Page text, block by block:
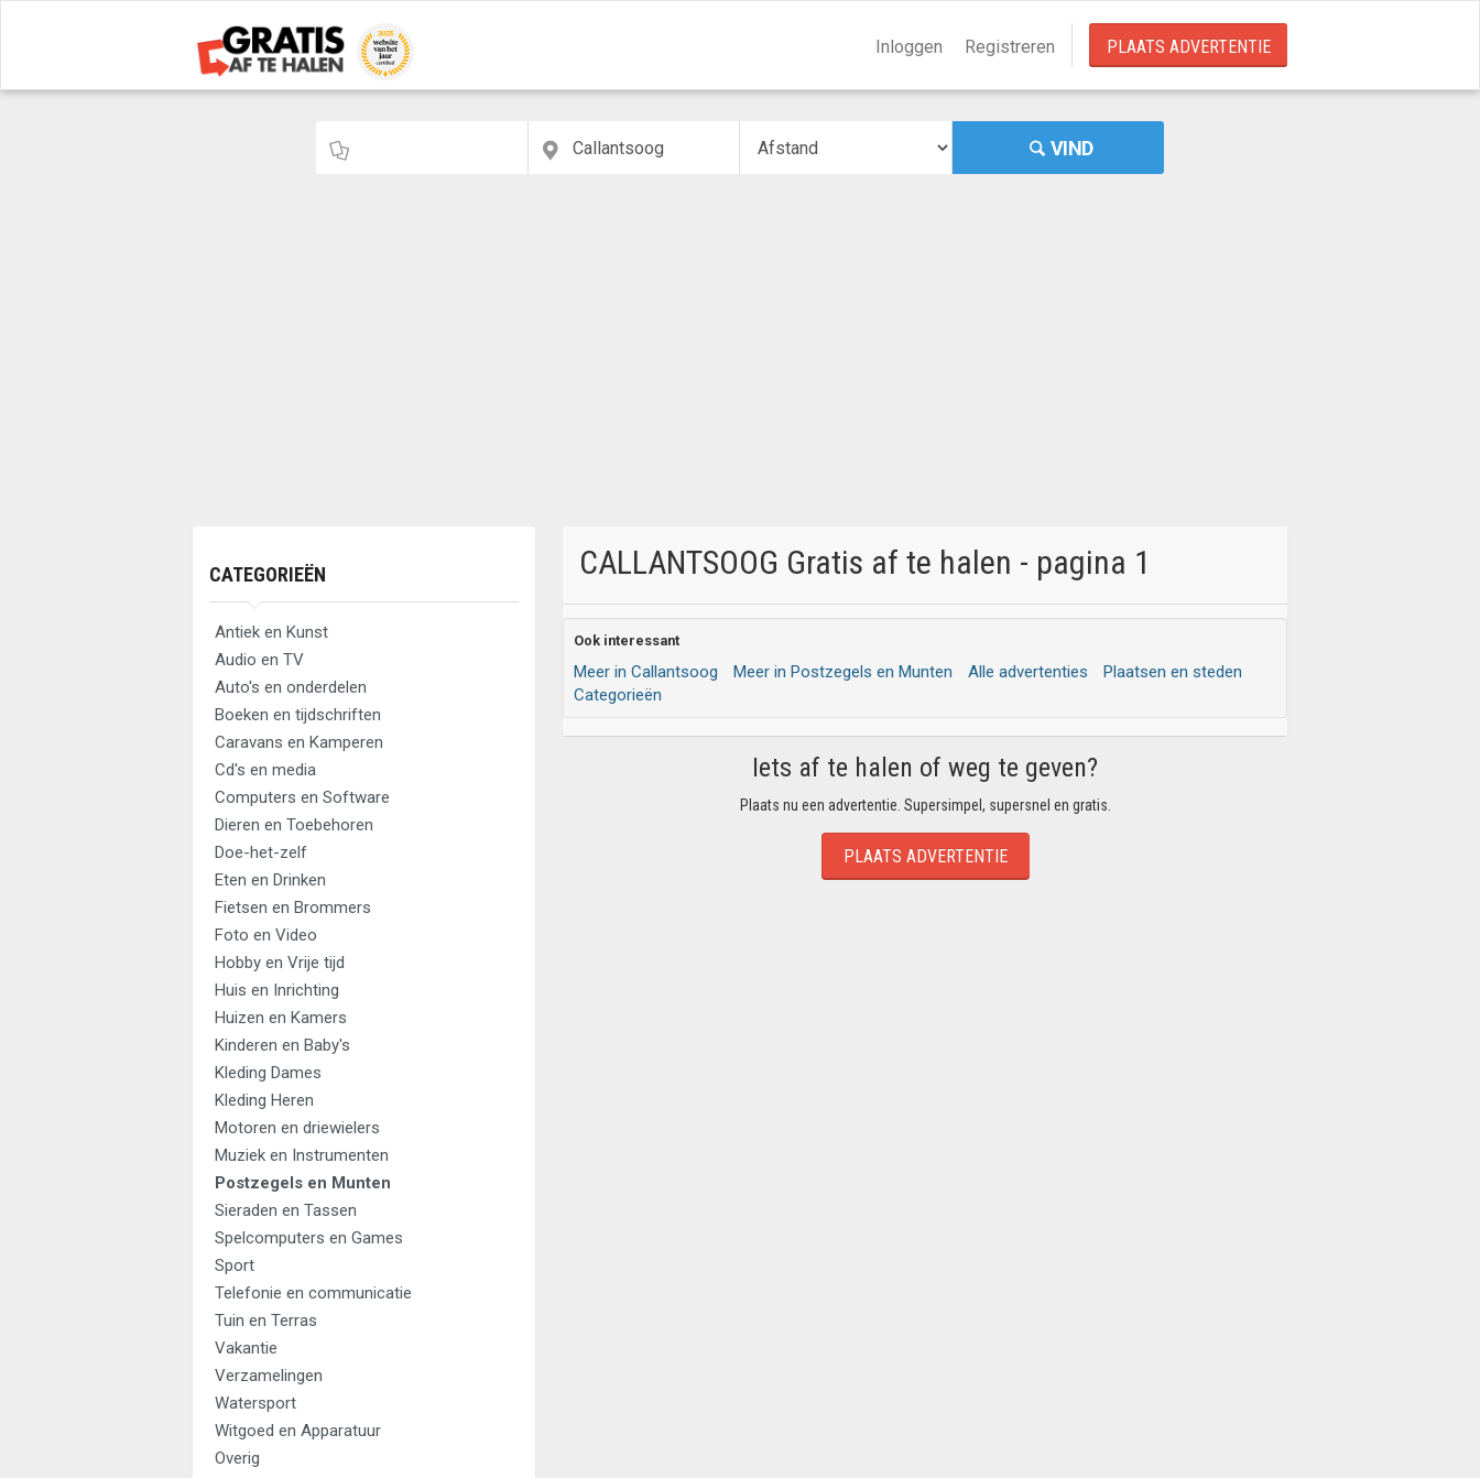
Inloggen Registreren PLAATS ADVERTENTIE
VIND
CATEGORIEËN
Antiek en Kunst
Audio en TV
Auto's en onderdelen
Boeken en tijdschriften
Caravans en Kamperen
Cd's en media
Computers en Software
Dieren en Toebehoren
Doe-het-zelf
Eten en Drinken
Fietsen en Brommers
Foto en Video
Hobby en Vrije tijd
Huis en Inrichting
Huizen en Kamers
Kinderen en Baby's
Kleding Dames
Kleding Heren
Motoren en driewielers
Muziek en Instrumenten
Postzegels en Munten
Sieraden en Tassen
Spelcomputers en Games
Sport
Telefonie en communicatie
Tuin en Terras
Vakantie
Verzamelingen
Watersport
Witgoed en Apparatuur
Overig
CALLANTSOOG Gratis af te halen - pagina 1
Ook interessant
Meer in Callantsoog Meer in Postzegels en Munten Alle advertenties
Plaatsen en steden
Categorieën
Iets af te halen of weg te geven?
Plaats nu een advertentie. Supersimpel, supersnel en gratis.
PLAATS ADVERTENTIE